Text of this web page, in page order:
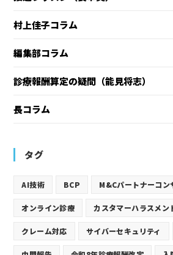
村上佳子コラム
編集部コラム
診療報酬算定の疑問（能見将志）
長コラム
タグ
AI技術 BCP M&Cパートナーコン
オンライン診療 カスタマーハラスメン
クレーム対応 サイバーセキュリティ